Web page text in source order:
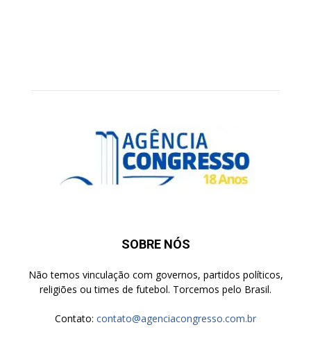
SOBRE NÓS
Não temos vinculação com governos, partidos políticos,
religiões ou times de futebol. Torcemos pelo Brasil.
Contato: contato@agenciacongresso.com.br